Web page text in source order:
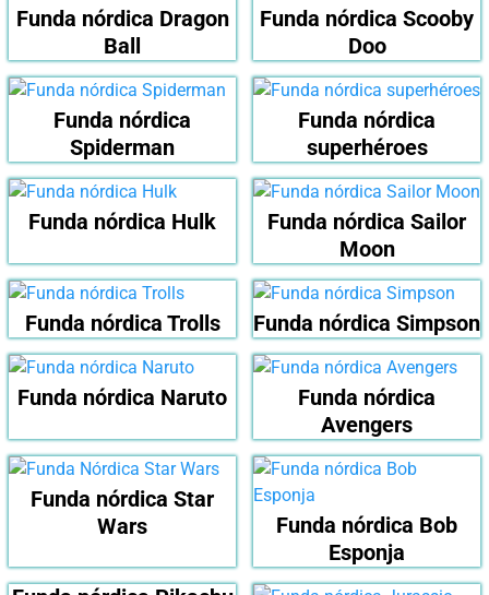
Funda nórdica Dragon
Ball
Funda nórdica Scooby
Doo
Funda nórdica
Spiderman
Funda nórdica
superhéroes
Funda nórdica Hulk
Funda nórdica Sailor
Moon
Funda nórdica Trolls Funda nórdica Simpson
Funda nórdica Naruto
Funda nórdica
Avengers
Funda nórdica Star
Wars
Funda nórdica Bob
Esponja